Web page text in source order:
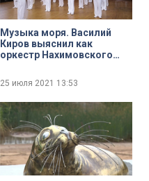
Музыка моря. Василий
Киров выяснил как
оркестр Нахимовского
Дня ВМФ
25 июля 2021 13:53